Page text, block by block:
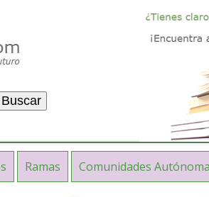
Ramas Comunidades